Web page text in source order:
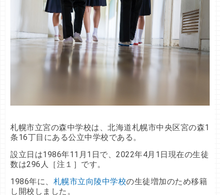
札幌市立宮の森中学校は、北海道札幌市中央区宮の森1
条16丁目にある公立中学校である。
設立日は1986年11月1日で、2022年4月1日現在の生徒
数は296人［注１］です。
1986年に、 札幌市立向陵中学校の生徒増加のため移籍
し開校しました。